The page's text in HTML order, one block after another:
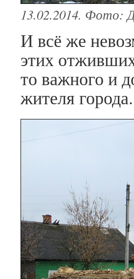
13.02.2014. Фото:
И всё же
этих
то важного и
жителя города.